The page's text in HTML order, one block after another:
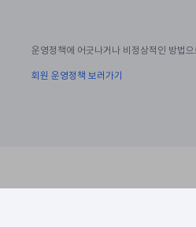
운영정책에 어긋나거나 비정상적인 방법
회원 운영정책 보러가기